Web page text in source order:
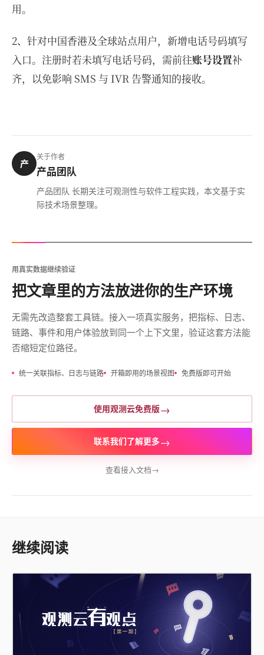
用。
2、针对中国香港及全球站点用户，新增电话号码填写
入口。注册时若未填写电话号码，需前往账号设置补
齐，以免影响 SMS 与 IVR 告警通知的接收。
产
关于作者
产品团队
产品团队 长期关注可观测性与软件工程实践，本文基于实
际技术场景整理。
用真实数据继续验证
把文章里的方法放进你的生产环境
无需先改造整套工具链。接入一项真实服务，把指标、日志、
链路、事件和用户体验放到同一个上下文里，验证这套方法能
否缩短定位路径。
统一关联指标、日志与链路 开箱即用的场景视图 免费版即可开始
使用观测云免费版→
联系我们了解更多→
查看接入文档→
继续阅读